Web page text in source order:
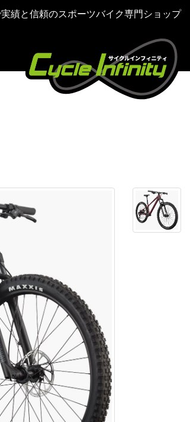
績と信頼のスポーツバイク専門ショップ